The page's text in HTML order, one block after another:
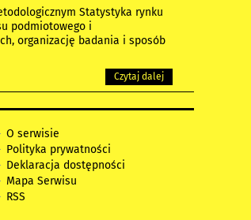
Statystyka rynku
podmiotowego i
organizację badania i sposób
Czytaj dalej
O serwisie
Polityka prywatności
Deklaracja dostępności
Mapa Serwisu
RSS